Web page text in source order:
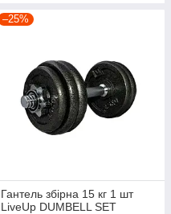
–25%
Гантель збірна 15 кг 1 шт
LiveUp DUMBELL SET